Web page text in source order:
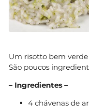
Um risotto bem
São poucos
– Ingredientes –
4 chávenas de